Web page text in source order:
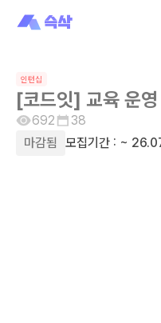
인턴십
[코드잇] 교육 운
692
38
마감됨
모집기간 : ~